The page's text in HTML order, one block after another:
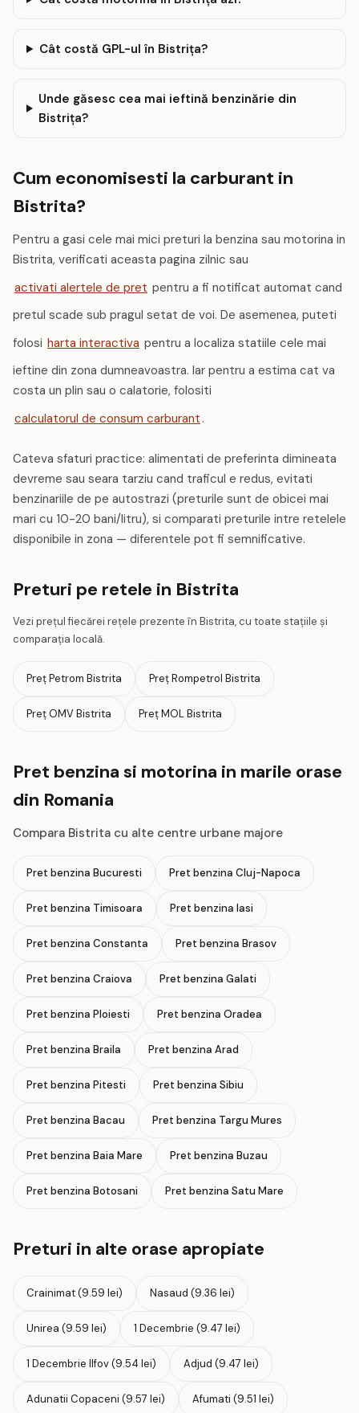
Cât costă GPL-ul în Bistriţa?
Unde găsesc cea mai ieftină benzinărie din
Bistriţa?
Cum economisesti la carburant in
Bistrita?
Pentru a gasi cele mai mici preturi la benzina sau motorina in
Bistrita, verificati aceasta pagina zilnic sau
activati alertele de pret pentru a fi notificat automat cand
pretul scade sub pragul setat de voi. De asemenea, puteti
folosi harta interactiva pentru a localiza statiile cele mai
ieftine din zona dumneavoastra. Iar pentru a estima cat va
costa un plin sau o calatorie, folositi
calculatorul de consum carburant .
Cateva sfaturi practice: alimentati de preferinta dimineata
devreme sau seara tarziu cand traficul e redus, evitati
benzinariile de pe autostrazi (preturile sunt de obicei mai
mari cu 10-20 bani/litru), si comparati preturile intre retelele
disponibile in zona — diferentele pot fi semnificative.
Preturi pe retele in Bistrita
Vezi prețul fiecărei rețele prezente în Bistrita, cu toate stațiile și
comparația locală.
Preț Petrom Bistrita Preț Rompetrol Bistrita
Preț OMV Bistrita Preț MOL Bistrita
Pret benzina si motorina in marile orase
din Romania
Compara Bistrita cu alte centre urbane majore
Pret benzina Bucuresti Pret benzina Cluj-Napoca
Pret benzina Timisoara Pret benzina Iasi
Pret benzina Constanta Pret benzina Brasov
Pret benzina Craiova Pret benzina Galati
Pret benzina Ploiesti Pret benzina Oradea
Pret benzina Braila Pret benzina Arad
Pret benzina Pitesti Pret benzina Sibiu
Pret benzina Bacau Pret benzina Targu Mures
Pret benzina Baia Mare Pret benzina Buzau
Pret benzina Botosani Pret benzina Satu Mare
Preturi in alte orase apropiate
Crainimat (9.59 lei) Nasaud (9.36 lei)
Unirea (9.59 lei) 1 Decembrie (9.47 lei)
1 Decembrie Ilfov (9.54 lei) Adjud (9.47 lei)
Adunatii Copaceni (9.57 lei) Afumati (9.51 lei)